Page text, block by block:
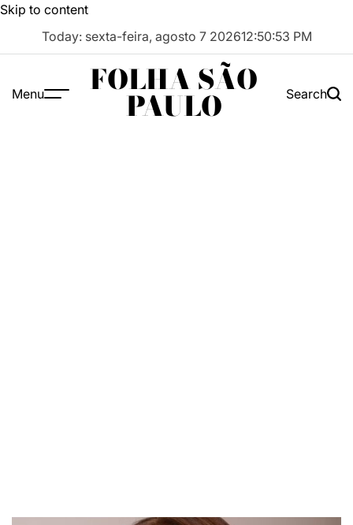
Skip to content
Today: sexta-feira, agosto 7 202612:50:54 PM
Menu FOLHA SÃO
PAULO Search